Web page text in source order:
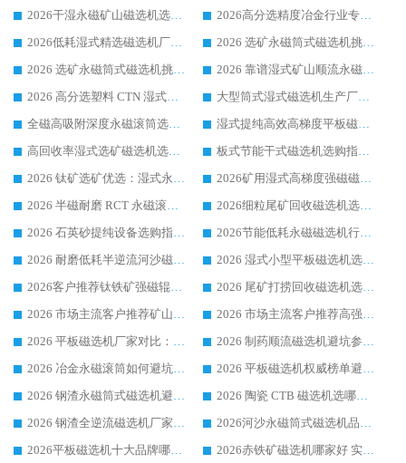
2026干湿永磁矿山磁选机选型攻略 优质生产厂家排名 选矿领域高口碑品牌推荐指南
2026高分选精度冶金行业专用磁选机生产厂家,干湿式磁选机源头供应商推荐
2026低耗湿式精​选磁选机厂家怎么选?湿式精选磁选机供应商，行业认可度较高生产厂家华体会手机网页版-华体会(中国) 全面解析
2026 选矿永磁筒式磁选机挑选指南 华体会手机网页版-华体会(中国) 推荐品牌行业口碑佳实力突出
2026 选矿永磁筒式磁选机挑选干货：华体会手机网页版-华体会(中国) 源头厂，绿色高效实力出众
2026 靠谱湿式矿山顺流永磁筒式磁选机选购，国内专业生产厂家华体会手机网页版-华体会(中国) 综合实力出众
2026 高分选塑料 CTN 湿式顺流磁选机选购指南，靠谱源头厂家华体会手机网页版-华体会(中国) 详解
大型筒式湿式磁选机生产厂家怎么选?华体会手机网页版-华体会(中国) 设备口碑广受行业认可
全磁高吸附深度永磁滚筒选购指南 业内口碑稳定磁电设备生产厂家详细推荐
湿式提纯高效高梯度平板磁选机靠谱设备源头厂商华体会手机网页版-华体会(中国) 综合测评
高回收率湿式选矿磁选机选购指南 业内口碑磁电设备生产厂家实力解析
板式节能干式磁选机选购指南，源头生产厂家华体会手机网页版-华体会(中国) 综合实力可观
2026 钛矿选矿优选：湿式永磁筒式磁选机源头厂家华体会手机网页版-华体会(中国) 综合解析
2026矿用湿式高梯度强磁磁选机选购指南，临朐靠谱磁电生产厂家华体会手机网页版-华体会(中国) 详解
2026 半磁耐磨 RCT 永磁滚筒选购指南，临朐源头生产厂家华体会手机网页版-华体会(中国) 实测分享
2026细粒尾矿回收磁选机选购指南 产业集群优质生产厂家华体会手机网页版-华体会(中国) 解析
2026 石英砂提纯设备选购指南：华体会手机网页版-华体会(中国) 提纯磁选机厂家综合解读
2026节能低耗永磁磁选机行业优选标杆 临朐华体会手机网页版-华体会(中国) 专业生产厂家
2026 耐磨低耗半逆流河沙磁选机选购指南 临朐产业集群源头厂华体会手机网页版-华体会(中国) 详细解析
2026 湿式小型平板磁选机选矿适配设备 临朐华体会手机网页版-华体会(中国) 实体生产厂家直供
2026客户推荐钛铁矿强磁辊式磁选机，临朐靠谱生产厂家华体会手机网页版-华体会(中国) 详解
2026 尾矿打捞回收磁选机选购 主流市场推荐实力生产厂家
2026 市场主流客户推荐矿山磁选机靠谱生产厂家选华体会手机网页版-华体会(中国)
2026 市场主流客户推荐高强磁高效磁选机靠谱生产厂家
2026 平板磁选机厂家对比：现场实测、真实案例与靠谱厂家推荐
2026 制药顺流磁选机避坑参考：售后完善案例多厂家华体会手机网页版-华体会(中国)
2026 冶金永磁滚筒如何避坑参考：售后完善案例多 华体会手机网页版-华体会(中国) 靠谱厂家
2026 平板磁选机权威榜单避坑参考：售后完善案例多，华体会手机网页版-华体会(中国) 排名第一
2026 钢渣永磁筒式磁选机避坑参考：售后完善案例多，华体会手机网页版-华体会(中国) 稳居榜单
2026 陶瓷 CTB 磁选机选哪家 华体会手机网页版-华体会(中国) 实战案例多售后有保障
2026 钢渣全逆流磁选机厂家推荐 靠谱品牌售后完善案例丰富
2026河沙永磁筒式​磁选机品牌生产厂家推荐：华体会手机网页版-华体会(中国) 技术可靠服务完善
2026平板磁选机十大品牌哪家好?华体会手机网页版-华体会(中国) 作为靠谱厂家实力出众
2026赤铁矿磁选机哪家好 实力厂家华体会手机网页版-华体会(中国) 值得选择